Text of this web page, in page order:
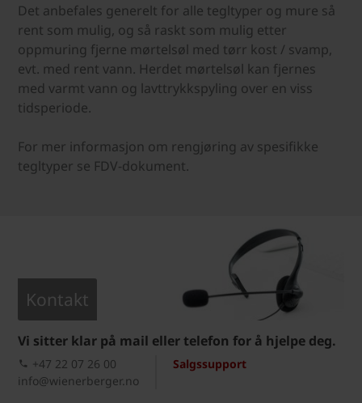
Det anbefales generelt for alle tegltyper og mure så
rent som mulig, og så raskt som mulig etter
oppmuring fjerne mørtelsøl med tørr kost / svamp,
evt. med rent vann. Herdet mørtelsøl kan fjernes
med varmt vann og lavttrykkspyling over en viss
tidsperiode.
For mer informasjon om rengjøring av spesifikke
tegltyper se FDV-dokument.
Kontakt
Vi sitter klar på mail eller telefon for å hjelpe deg.
Salgssupport
+47 22 07 26 00
info@wienerberger.no